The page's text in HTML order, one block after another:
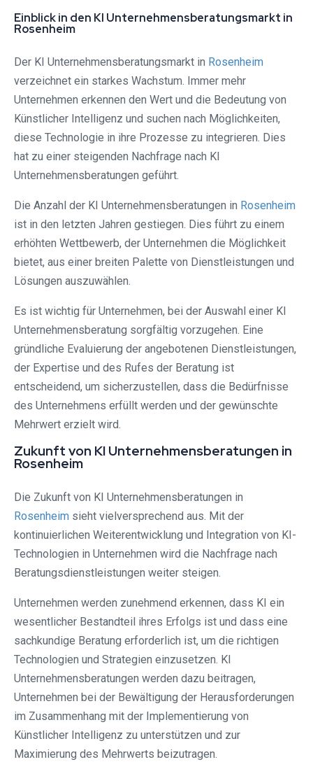
Einblick in den KI Unternehmensberatungsmarkt in
Rosenheim
Der KI Unternehmensberatungsmarkt in Rosenheim
verzeichnet ein starkes Wachstum. Immer mehr
Unternehmen erkennen den Wert und die Bedeutung von
Künstlicher Intelligenz und suchen nach Möglichkeiten,
diese Technologie in ihre Prozesse zu integrieren. Dies
hat zu einer steigenden Nachfrage nach KI
Unternehmensberatungen geführt.
Die Anzahl der KI Unternehmensberatungen in Rosenheim
ist in den letzten Jahren gestiegen. Dies führt zu einem
erhöhten Wettbewerb, der Unternehmen die Möglichkeit
bietet, aus einer breiten Palette von Dienstleistungen und
Lösungen auszuwählen.
Es ist wichtig für Unternehmen, bei der Auswahl einer KI
Unternehmensberatung sorgfältig vorzugehen. Eine
gründliche Evaluierung der angebotenen Dienstleistungen,
der Expertise und des Rufes der Beratung ist
entscheidend, um sicherzustellen, dass die Bedürfnisse
des Unternehmens erfüllt werden und der gewünschte
Mehrwert erzielt wird.
Zukunft von KI Unternehmensberatungen in
Rosenheim
Die Zukunft von KI Unternehmensberatungen in
Rosenheim sieht vielversprechend aus. Mit der
kontinuierlichen Weiterentwicklung und Integration von KI-
Technologien in Unternehmen wird die Nachfrage nach
Beratungsdienstleistungen weiter steigen.
Unternehmen werden zunehmend erkennen, dass KI ein
wesentlicher Bestandteil ihres Erfolgs ist und dass eine
sachkundige Beratung erforderlich ist, um die richtigen
Technologien und Strategien einzusetzen. KI
Unternehmensberatungen werden dazu beitragen,
Unternehmen bei der Bewältigung der Herausforderungen
im Zusammenhang mit der Implementierung von
Künstlicher Intelligenz zu unterstützen und zur
Maximierung des Mehrwerts beizutragen.